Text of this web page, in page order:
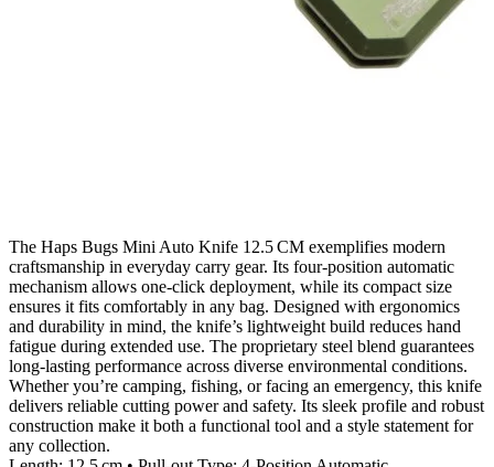
The Haps Bugs Mini Auto Knife 12.5 CM exemplifies modern
craftsmanship in everyday carry gear. Its four‑position automatic
mechanism allows one‑click deployment, while its compact size
ensures it fits comfortably in any bag. Designed with ergonomics
and durability in mind, the knife’s lightweight build reduces hand
fatigue during extended use. The proprietary steel blend guarantees
long‑lasting performance across diverse environmental conditions.
Whether you’re camping, fishing, or facing an emergency, this knife
delivers reliable cutting power and safety. Its sleek profile and robust
construction make it both a functional tool and a style statement for
any collection.